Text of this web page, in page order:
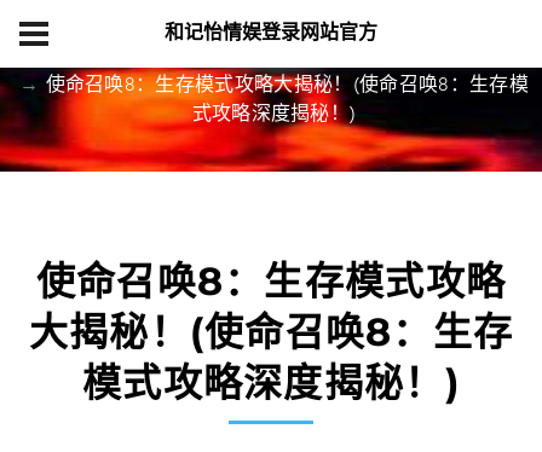
和记怡情娱登录网站官方
使命召唤8：生存模式攻略大揭秘！(使命召唤8：生存模
式攻略深度揭秘！)
使命召唤8：生存模式攻略
大揭秘！(使命召唤8：生存
模式攻略深度揭秘！)